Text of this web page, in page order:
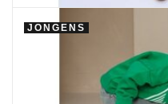
JONGENS